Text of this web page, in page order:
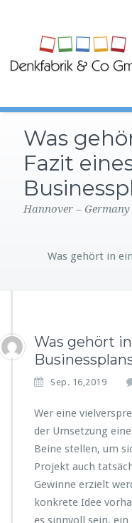
Was
Fazit
Hannover – Germany
Was gehört in
Was gehört
Sep. 16,2019
Wer eine
der Umsetzung
Beine stellen, um
Projekt auch
Gewinne erzielt
konkrete Idee
es sinnvoll sein,